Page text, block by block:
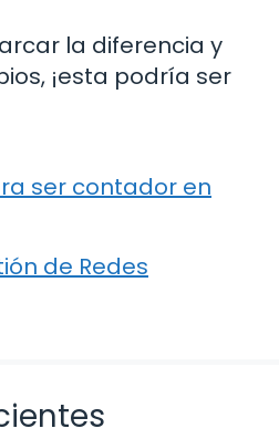
la diferencia y
¡esta podría ser
ser contador en
de Redes